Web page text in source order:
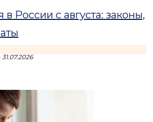
в России с августа: законы,
31.07.2026